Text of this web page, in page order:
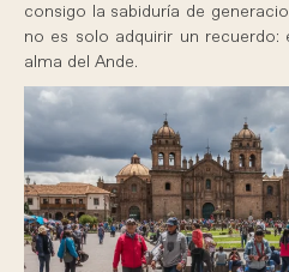
consigo la sabiduría de
no es solo adquirir un recuerdo:
alma del Ande.